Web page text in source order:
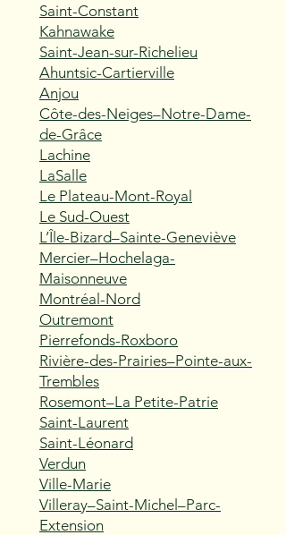
Saint-Constant
Kahnawake
Saint-Jean-sur-Richelieu
Ahuntsic-Cartierville
Anjou
Côte-des-Neiges–Notre-Dame-
de-Grâce
Lachine
LaSalle
Le Plateau-Mont-Royal
Le Sud-Ouest
L’Île-Bizard–Sainte-Geneviève
Mercier–Hochelaga-
Maisonneuve
Montréal-Nord
Outremont
Pierrefonds-Roxboro
Rivière-des-Prairies–Pointe-aux-
Trembles
Rosemont–La Petite-Patrie
Saint-Laurent
Saint-Léonard
Verdun
Ville-Marie
Villeray–Saint-Michel–Parc-
Extension